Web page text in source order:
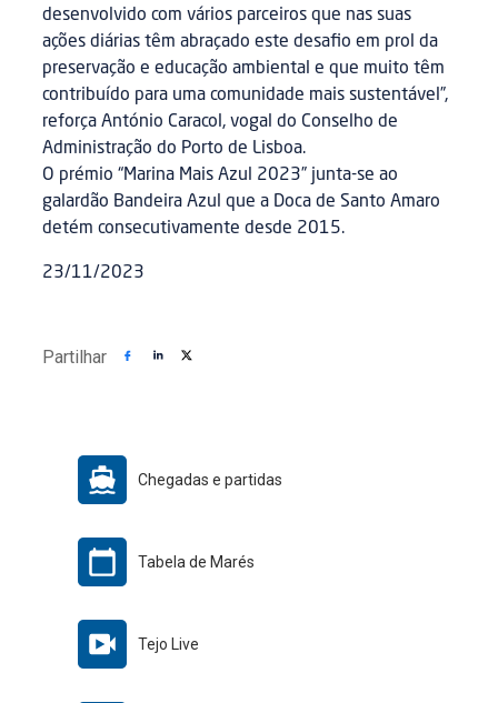
desenvolvido com vários parceiros que nas suas
ações diárias têm abraçado este desafio em prol da
preservação e educação ambiental e que muito têm
contribuído para uma comunidade mais sustentável”,
reforça António Caracol, vogal do Conselho de
Administração do Porto de Lisboa.
O prémio “Marina Mais Azul 2023” junta-se ao
galardão Bandeira Azul que a Doca de Santo Amaro
detém consecutivamente desde 2015.
23/11/2023
Partilhar
Chegadas e partidas
Tabela de Marés
Tejo Live